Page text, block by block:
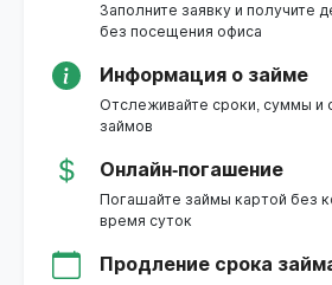
Заполните заявку и получите
без посещения офиса
Информация о займе
Отслеживайте сроки, суммы и
займов
Онлайн-погашение
Погашайте займы картой без
время суток
Продление срока